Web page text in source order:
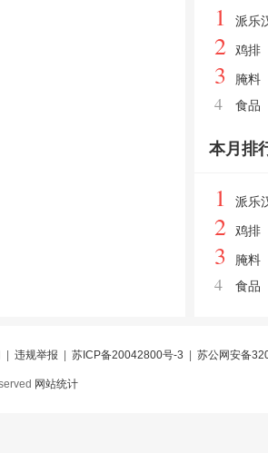
1 派乐
2 鸡排
3 腌料
4 食品
本月排
1 派乐
2 鸡排
3 腌料
4 食品
违规举报 苏ICP备20042800号-3 苏公网安备
网站统计